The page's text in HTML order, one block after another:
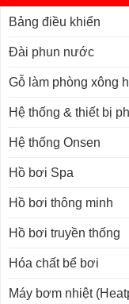
Bảng điều khiển
Đài phun nước
Gỗ làm phòng xông
Hệ thống & thiết bị
Hệ thống Onsen
Hồ bơi Spa
Hồ bơi thông minh
Hồ bơi truyền thống
Hóa chất bể bơi
Máy bơm nhiệt